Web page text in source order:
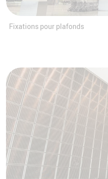
Fixations pour plafonds